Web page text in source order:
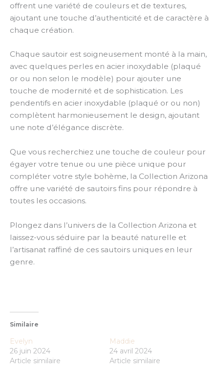
offrent une variété de couleurs et de textures,
ajoutant une touche d’authenticité et de caractère à
chaque création.
Chaque sautoir est soigneusement monté à la main,
avec quelques perles en acier inoxydable (plaqué
or ou non selon le modèle) pour ajouter une
touche de modernité et de sophistication. Les
pendentifs en acier inoxydable (plaqué or ou non)
complètent harmonieusement le design, ajoutant
une note d’élégance discrète.
Que vous recherchiez une touche de couleur pour
égayer votre tenue ou une pièce unique pour
compléter votre style bohème, la Collection Arizona
offre une variété de sautoirs fins pour répondre à
toutes les occasions.
Plongez dans l’univers de la Collection Arizona et
laissez-vous séduire par la beauté naturelle et
l’artisanat raffiné de ces sautoirs uniques en leur
genre.
Similaire
Evelyn
26 juin 2024
Article similaire
Maddie
24 avril 2024
Article similaire